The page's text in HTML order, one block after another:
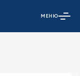
Открыть
МЕНЮ